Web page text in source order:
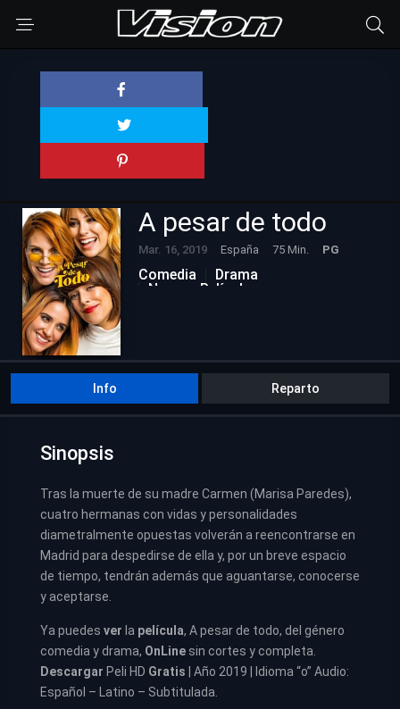
A pesar de todo
Mar. 16, 2019 España 75 Min. PG
Comedia
Drama
Nuevas Películas
Info Reparto
Sinopsis
Tras la muerte de su madre Carmen (Marisa Paredes),
cuatro hermanas con vidas y personalidades
diametralmente opuestas volverán a reencontrarse en
Madrid para despedirse de ella y, por un breve espacio
de tiempo, tendrán además que aguantarse, conocerse
y aceptarse.
Ya puedes ver la película, A pesar de todo, del género
comedia y drama, OnLine sin cortes y completa.
Descargar Peli HD Gratis | Año 2019 | Idioma “o” Audio:
Español – Latino – Subtitulada.